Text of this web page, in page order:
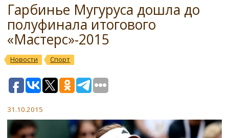
Гарбинье Мугуруса дошла до
полуфинала итогового
«Мастерс»-2015
Новости Спорт
31.10.2015